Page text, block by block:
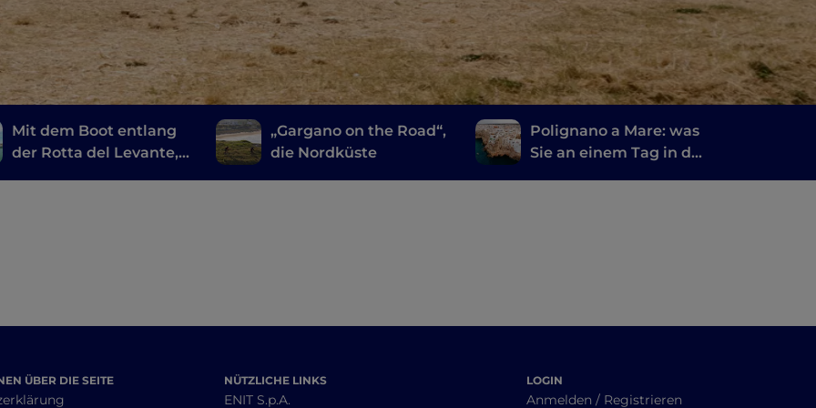
Mit dem Boot entlang
der Rotta del Levante,
„Gargano on the Road“,
die Nordküste
Polignano a Mare: was
Sie an einem Tag in der
ÜBER DIE SEITE NÜTZLICHE LINKS
ENIT S.p.A.
LOGIN
Anmelden / Registrieren